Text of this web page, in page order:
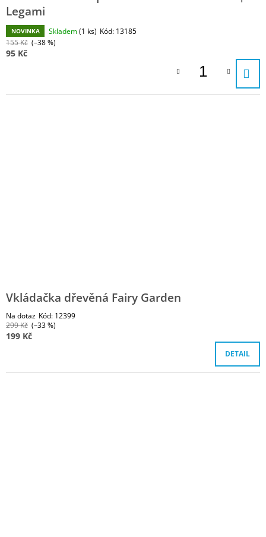
Legami
NOVINKA Skladem(1 ks) Kód: 13185
155 Kč (–38 %)
95 Kč
Vkládačka dřevěná Fairy Garden
Na dotaz Kód: 12399
299 Kč (–33 %)
199 Kč
DETAIL